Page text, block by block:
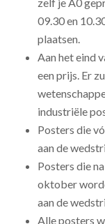
09.30 en
plaatsen.
Aan het eind
een prijs. Er
industriële
Posters die
aan de
Posters die
oktober
aan de
Alle posters